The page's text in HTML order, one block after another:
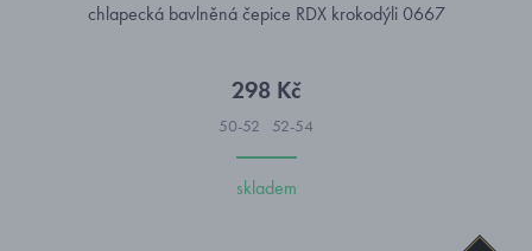
chlapecká bavlněná čepice RDX krokodýli 0667
298 Kč
50-52 52-54
skladem